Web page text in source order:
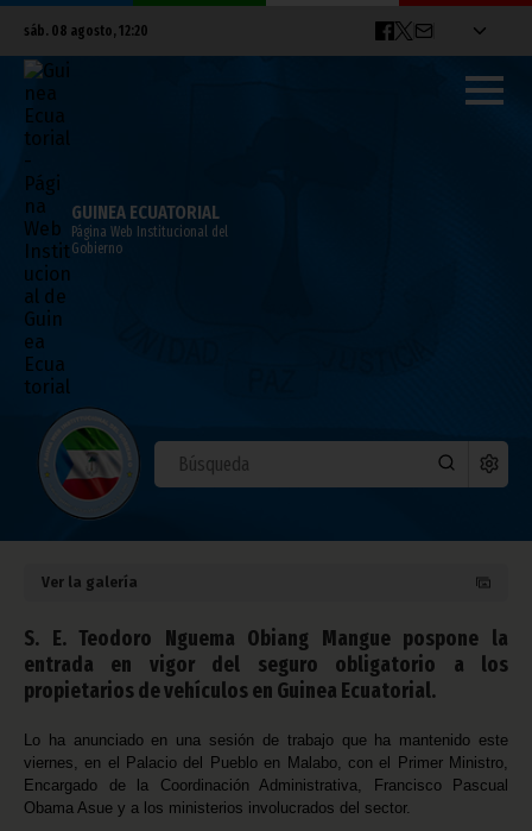
sáb. 08 agosto, 12:20
GUINEA ECUATORIAL
Página Web Institucional del
Gobierno
Nguema Obiang Mangue pospone la
entrada en vigor del seguro obligatorio a
los vehículos
julio 02, 2021
Noticias Vicepresidencia
Ver la galería
S. E. Teodoro Nguema Obiang Mangue pospone la
entrada en vigor del seguro obligatorio a los
propietarios de vehículos en Guinea Ecuatorial.
Lo ha anunciado en una sesión de trabajo que ha mantenido este
viernes, en el Palacio del Pueblo en Malabo, con el Primer Ministro,
Encargado de la Coordinación Administrativa, Francisco Pascual
Obama Asue y a los ministerios involucrados del sector.